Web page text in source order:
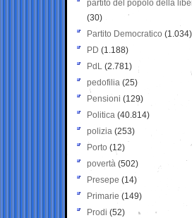
partito del popolo della
(30)
Partito Democratico (1.034)
PD (1.188)
PdL (2.781)
pedofilia (25)
Pensioni (129)
Politica (40.814)
polizia (253)
Porto (12)
povertà (502)
Presepe (14)
Primarie (149)
Prodi (52)